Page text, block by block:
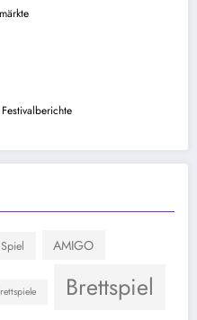
AMIGO
Brettspiel